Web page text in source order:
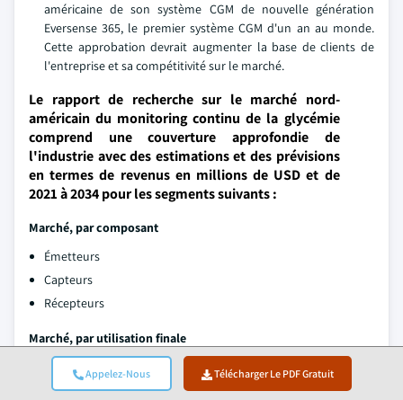
Appelez-Nous Télécharger Le PDF Gratuit
américaine de son système CGM de nouvelle génération
Eversense 365, le premier système CGM d'un an au monde.
Cette approbation devrait augmenter la base de clients de
l'entreprise et sa compétitivité sur le marché.
Le rapport de recherche sur le marché nord-
américain du monitoring continu de la glycémie
comprend une couverture approfondie de
l'industrie avec des estimations et des prévisions
en termes de revenus en millions de USD et de
2021 à 2034 pour les segments suivants :
Marché, par composant
Émetteurs
Capteurs
Récepteurs
Marché, par utilisation finale
Hôpitaux
Soins à domicile